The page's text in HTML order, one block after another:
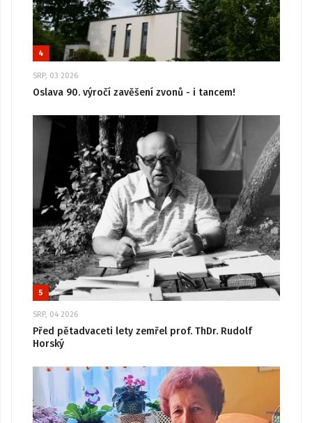
4
SRP, 03 2026
Oslava 90. výročí zavěšení zvonů - i tancem!
5
SRP, 04 2026
Před pětadvaceti lety zemřel prof. ThDr. Rudolf
Horský